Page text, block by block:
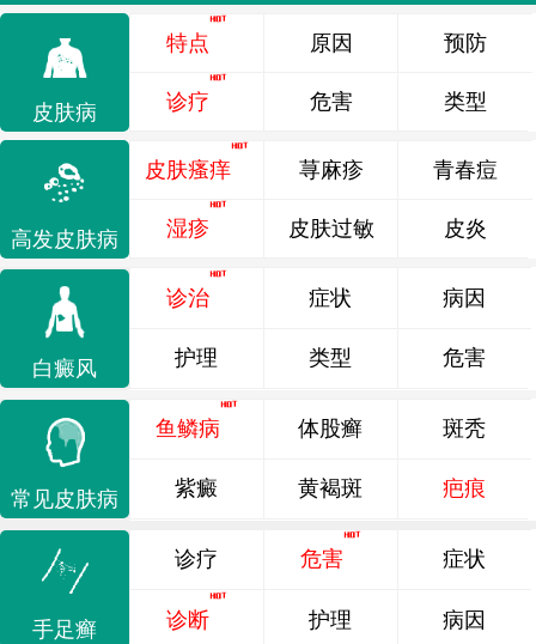
皮肤病
特点
诊疗
原因
危害
预防
类型
高发皮肤病
皮肤瘙痒
湿疹
荨麻疹
皮肤过敏
青春痘
皮炎
白癜风
诊治 症状 病因
护理 类型 危害
常见皮肤病
鱼鳞病 体股癣 斑秃
紫癜 黄褐斑 疤痕
手足癣
诊疗 危害 症状
诊断 护理 病因